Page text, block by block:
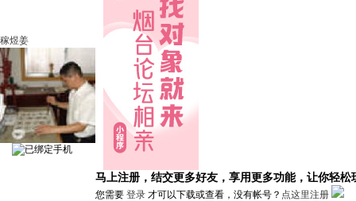
稼煜姜
马上注册，结交更多好友，享用更多功能，让你轻松
您需要 登录 才可以下载或查看，没有帐号？ 点这里注册